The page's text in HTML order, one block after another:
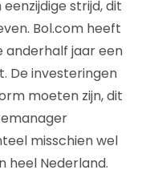
strijd, dit
Bol.com heeft
anderhalf jaar een
De investeringen
moeten zijn, dit
misschien wel
heel Nederland.